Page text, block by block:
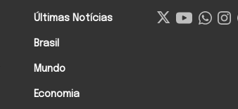
Últimas Notícias
Brasil
Mundo
Economia